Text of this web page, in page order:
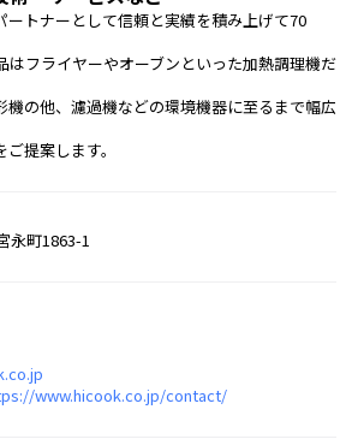
提案します。
永町1863-1
www.hicook.co.jp/contact/